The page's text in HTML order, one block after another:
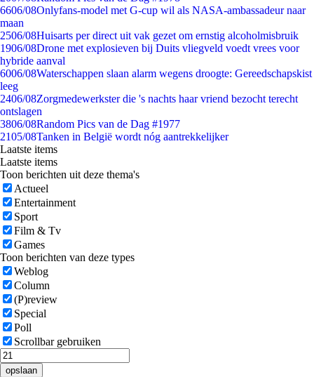
6606/08Onlyfans-model met G-cup wil als NASA-ambassadeur naar
maan
2506/08Huisarts per direct uit vak gezet om ernstig alcoholmisbruik
1906/08Drone met explosieven bij Duits vliegveld voedt vrees voor
hybride aanval
6006/08Waterschappen slaan alarm wegens droogte: Gereedschapskist
leeg
2406/08Zorgmedewerkster die 's nachts haar vriend bezocht terecht
ontslagen
3806/08Random Pics van de Dag #1977
2105/08Tanken in België wordt nóg aantrekkelijker
Laatste items
Laatste items
Toon berichten uit deze thema's
Actueel
Entertainment
Sport
Film & Tv
Games
Toon berichten van deze types
Weblog
Column
(P)review
Special
Poll
Scrollbar gebruiken
opslaan